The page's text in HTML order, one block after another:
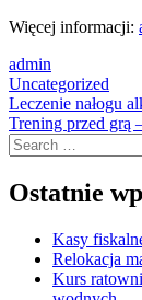
Więcej informacji:
admin
Uncategorized
Post
navigation
Leczenie nałogu
Trening przed grą
Search
Ostatnie
Kasy
Relokacja
Kurs